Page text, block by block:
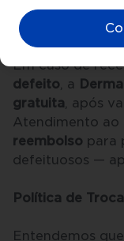
manuseio. Em
um novo pedido
Em caso de
defeito, a
gratuita, após
Atendimento ao
reembolso para
defeituosos —
Política de
Entendemos